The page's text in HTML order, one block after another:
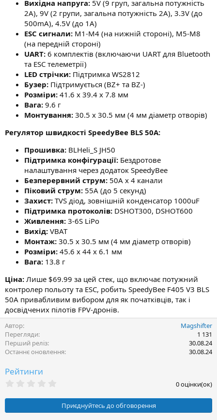
Вихідна напруга: 5V (9 груп, загальна потужність
2A), 9V (2 групи, загальна потужність 2A), 3.3V (до
500mA), 4.5V (до 1A)
ESC сигнали: M1-M4 (на нижній стороні), M5-M8
(на передній стороні)
UART: 6 комплектів (включаючи UART для Bluetooth
та ESC телеметрії)
LED стрічки: Підтримка WS2812
Бузер: Підтримується (BZ+ та BZ-)
Розміри: 41.6 x 39.4 x 7.8 мм
Вага: 9.6 г
Монтування: 30.5 x 30.5 мм (4 мм діаметр отворів)
Регулятор швидкості SpeedyBee BLS 50A:
Прошивка: BLHeli_S JH50
Підтримка конфігурації: Бездротове
налаштування через додаток SpeedyBee
Безперервний струм: 50A x 4 канали
Піковий струм: 55A (до 5 секунд)
Захист: TVS діод, зовнішній конденсатор 1000uF
Підтримка протоколів: DSHOT300, DSHOT600
Живлення: 3-6S LiPo
Вихід: VBAT
Монтаж: 30.5 x 30.5 мм (4 мм діаметр отворів)
Розміри: 45.6 x 44 x 6.1 мм
Вага: 13.8 г
Ціна: Лише $69.99 за цей стек, що включає потужний
контролер польоту та ESC, робить SpeedyBee F405 V3 BLS
50A привабливим вибором для як початківців, так і
досвідчених пілотів FPV-дронів.
Автор
Magshifter
Перегляди
1 131
Перший реліз
30.08.24
Останнє оновлення
30.08.24
Рейтинги
0
з
0 оцінки(ок)
Приєднуйтесь до обговорення